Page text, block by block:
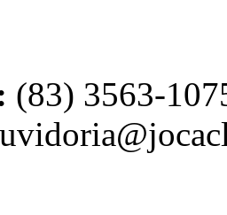
(83) 3563-